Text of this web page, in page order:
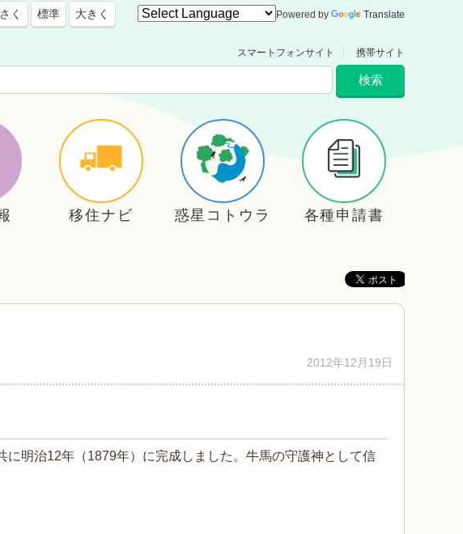
く 標準 大きく Powered by Translate
スマートフォンサイト 携帯サイト
移住ナビ 惑星コトウラ 各種申請書
2012年12月19日
に明治12年（1879年）に完成しました。牛馬の守護神として信